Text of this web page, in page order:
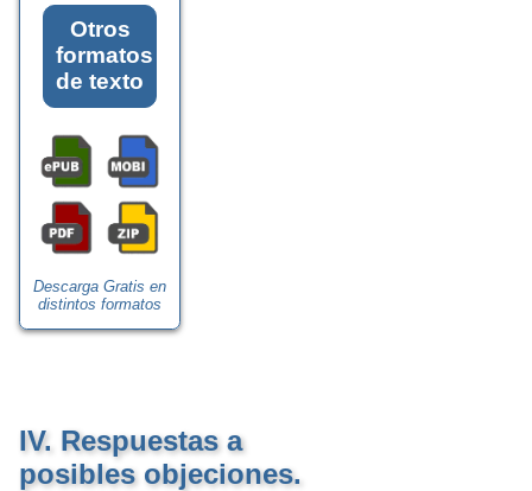
Otros
formatos
de texto
Descarga Gratis en
distintos formatos
IV. Respuestas a
posibles objeciones.